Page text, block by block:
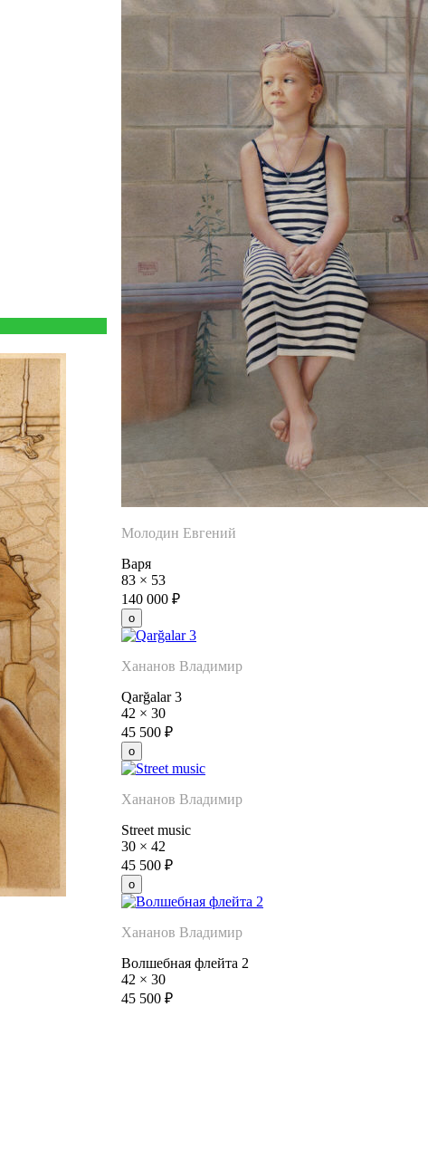
Молодин Евгений
Варя
83 × 53
140 000 ₽
Хананов Владимир
Qarğalar 3
42 × 30
45 500 ₽
Хананов Владимир
Street music
30 × 42
45 500 ₽
Хананов Владимир
Волшебная флейта 2
42 × 30
45 500 ₽